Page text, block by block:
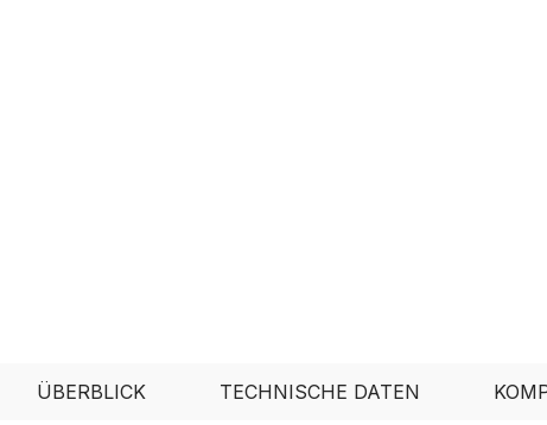
ÜBERBLICK TECHNISCHE DATEN